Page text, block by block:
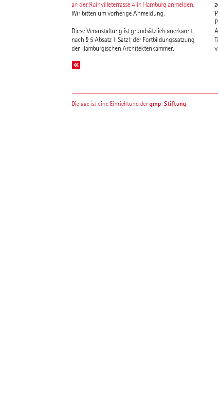
an der Rainvilleterrasse 4 in Hamburg anmelden
Wir bitten um vorherige Anmeldung.
Diese Veranstaltung ist grundsätzlich anerkannt
nach § 5 Absatz 1 Satz1 der Fortbildungssatzung
der Hamburgischen Architektenkammer.
Die aac ist eine Einrichtung dergmp-Stiftung